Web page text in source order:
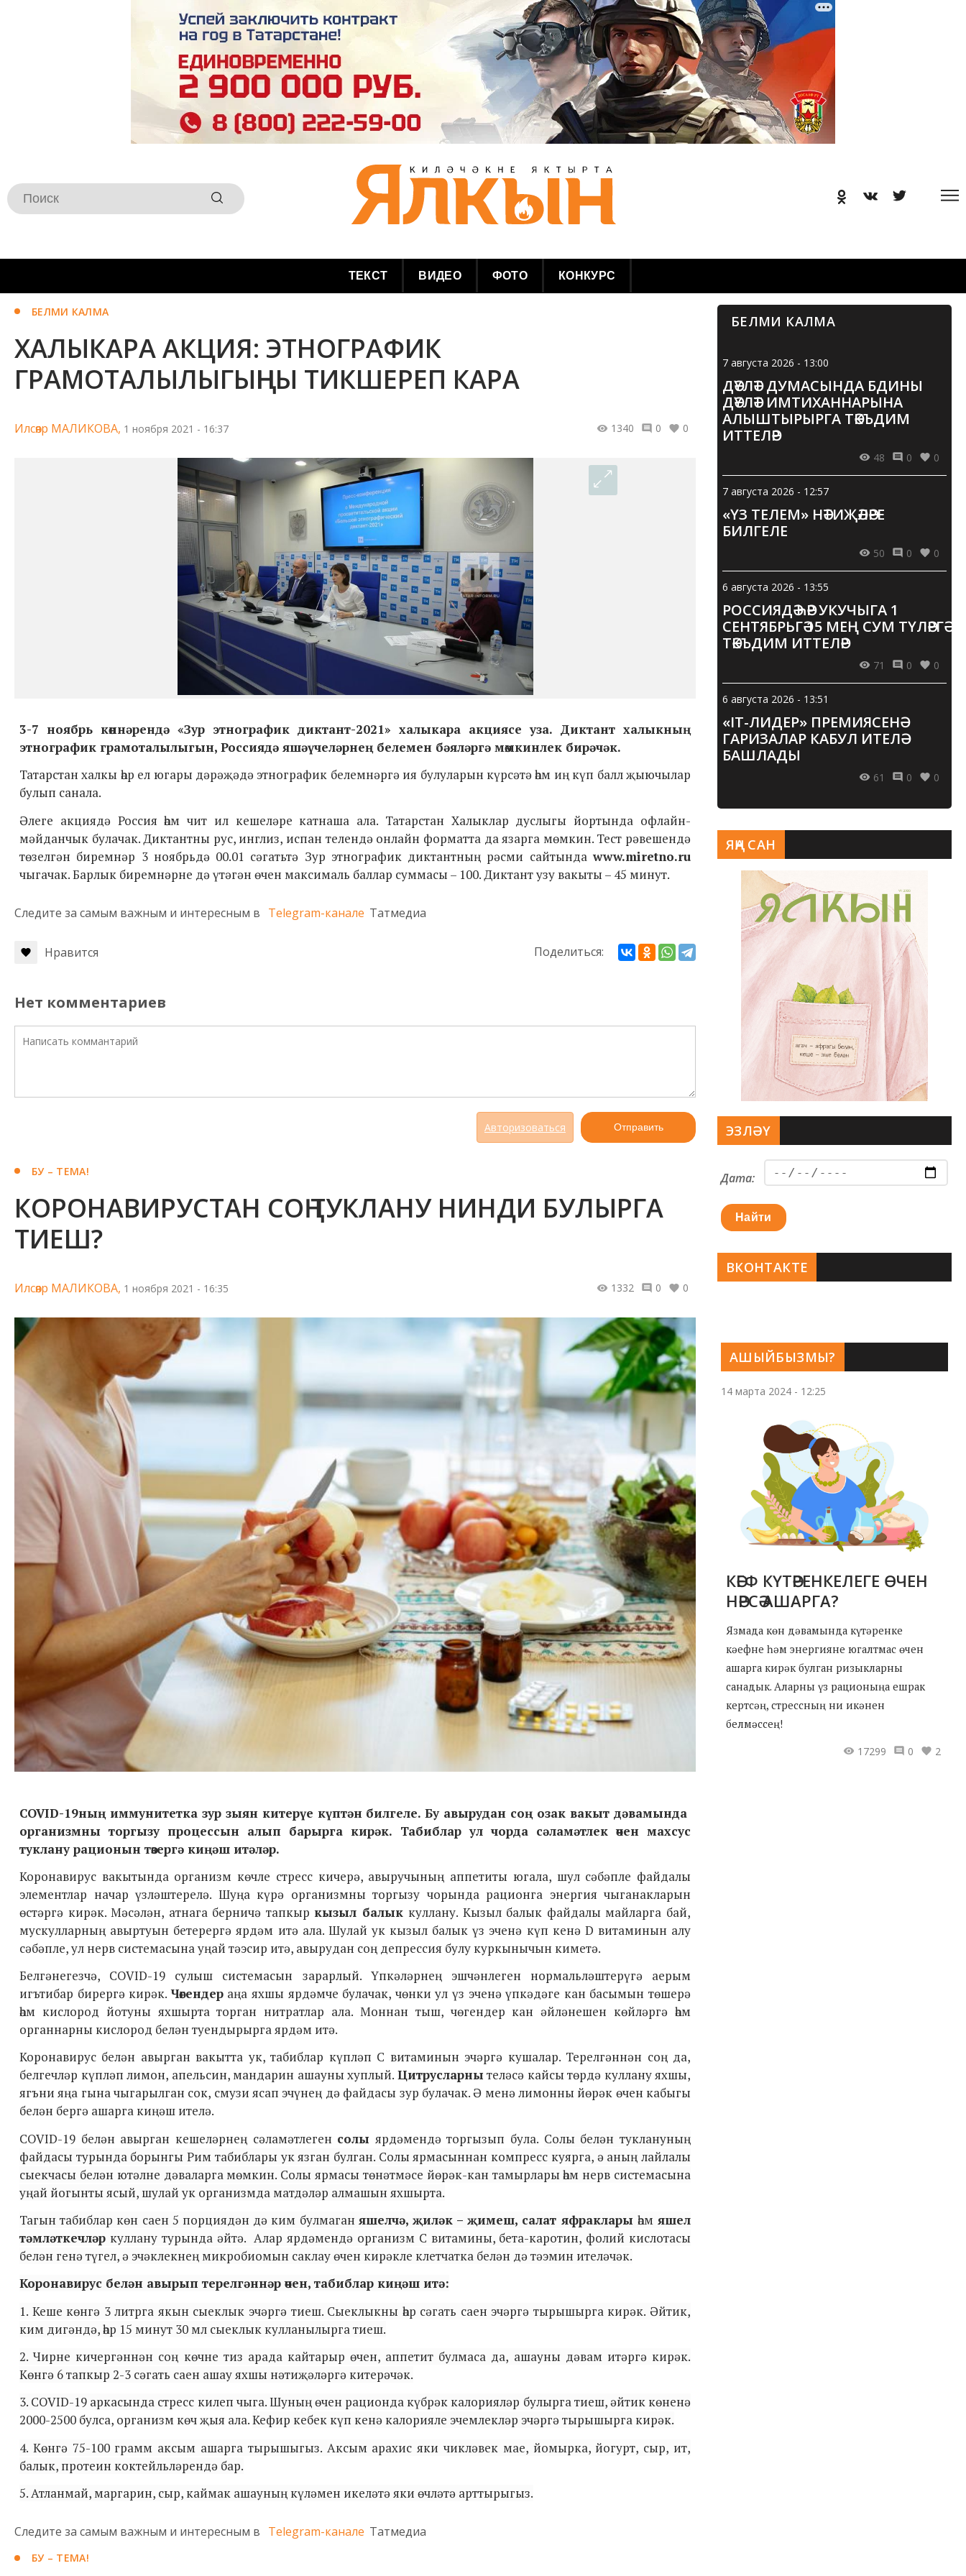
ТЕКСТ ВИДЕО ФОТО КОНКУРС
БЕЛМИ КАЛМА
ХАЛЫКАРА АКЦИЯ: ЭТНОГРАФИК
ГРАМОТАЛЫЛЫГЫҢНЫ ТИКШЕРЕП КАРА
Илсөяр МАЛИКОВА, 1 ноября 2021 - 16:37 1340 0 0
3-7 ноябрь көннәрендә «Зур этнографик диктант-2021» халыкара акциясеуза. Диктант халыкның
этнографик грамоталылыгын, Россиядә яшәүчеләрнең белемен бәяләргә мөмкинлек бирәчәк.
Татарстан халкы һәр ел югары дәрәҗәдә этнографик белемнәргә ия булуларын күрсәтә һәм иң күп балл җыючылар
булып санала.
Әлеге акциядә Россия һәм чит ил кешеләре катнаша ала. Татарстан Халыклар дуслыгы йортында офлайн-
мәйданчык булачак. Диктантны рус, инглиз, испан телендә онлайн форматта да язарга мөмкин. Тест рәвешендә
төзелгән биремнәр 3 ноябрьдә 00.01 сәгатьтә Зур этнографик диктантның рәсми сайтындаwww.miretno.ru
чыгачак. Барлык биремнәрне дә үтәгән өчен максималь баллар суммасы – 100. Диктант узу вакыты – 45 минут.
Следите за самым важным и интересным в Telegram-канале Татмедиа
Нравится Поделиться:
Нет комментариев
Авторизоваться Отправить
БУ – ТЕМА!
КОРОНАВИРУСТАН СОҢ ТУКЛАНУ НИНДИ БУЛЫРГА
ТИЕШ?
Илсөяр МАЛИКОВА, 1 ноября 2021 - 16:35 1332 0 0
COVID-19ның иммунитетка зур зыян китерүе күптән билгеле. Бу авырудан соң озак вакыт дәвамында
организмны торгызу процессын алып барырга кирәк. Табиблар ул чорда сәламәтлек өчен махсус
туклану рационын төзергә киңәш итәләр.
Коронавирус вакытында организм көчле стресс кичерә, авыручының аппетиты югала, шул сәбәпле файдалы
элементлар начар үзләштерелә. Шуңа күрә организмны торгызу чорында рационга энергия чыганакларын
өстәргә кирәк. Мәсәлән, атнага берничә тапкыр кызыл балык куллану. Кызыл балык файдалы майларга бай,
мускулларның авыртуын бетерергә ярдәм итә ала. Шулай ук кызыл балык үз эченә күп кенә D витаминын алу
сәбәпле, ул нерв системасына уңай тәэсир итә, авырудан соң депрессия булу куркынычын киметә.
Белгәнегезчә, COVID-19 сулыш системасын зарарлый. Үпкәләрнең эшчәнлеген нормальләштерүгә аерым
игътибар бирергә кирәк.Чөгендераңа яхшы ярдәмче булачак, чөнки ул үз эченә үпкәдәге кан басымын төшерә
һәм кислород йотуны яхшырта торган нитратлар ала. Моннан тыш, чөгендер кан әйләнешен көйләргә һәм
органнарны кислород белән туендырырга ярдәм итә.
Коронавирус белән авырган вакытта ук, табиблар күпләп С витаминын эчәргә кушалар. Терелгәннән соң да,
белгечләр күпләп лимон, апельсин, мандарин ашауны хуплый. Цитрусларны теләсә кайсы төрдә куллану яхшы,
ягъни яңа гына чыгарылган сок, смузи ясап эчүнең дә файдасы зур булачак. Ә менә лимонны йөрәк өчен кабыгы
белән бергә ашарга киңәш ителә.
COVID-19 белән авырган кешеләрнең сәламәтлеген солы ярдәмендә торгызып була. Солы белән туклануның
файдасы турында борынгы Рим табиблары ук язган булган. Солы ярмасыннан компресс куярга, ә аның лайлалы
сыекчасы белән ютәлне дәваларга мөмкин. Солы ярмасы төнәтмәсе йөрәк-кан тамырлары һәм нерв системасына
уңай йогынты ясый, шулай ук организмда матдәләр алмашын яхшырта.
Тагын табиблар көн саен 5 порциядән дә ким булмаган яшелчә, җиләк – җимеш, салат яфраклары һәмяшел
тәмләткечләр куллану турында әйтә. Алар ярдәмендә организм C витамины, бета-каротин, фолий кислотасы
белән генә түгел, ә эчәклекнең микробиомын саклау өчен кирәкле клетчатка белән дә тәэмин ителәчәк.
Коронавирус белән авырып терелгәннәр өчен, табиблар киңәш итә:
1. Кеше көнгә 3 литрга якын сыеклык эчәргә тиеш. Сыеклыкны һәр сәгать саен эчәргә тырышырга кирәк. Әйтик,
ким дигәндә, һәр 15 минут 30 мл сыеклык кулланылырга тиеш.
2. Чирне кичергәннән соң көчне тиз арада кайтарыр өчен, аппетит булмаса да, ашауны дәвам итәргә кирәк.
Көнгә 6 тапкыр 2-3 сәгать саен ашау яхшы нәтиҗәләргә китерәчәк.
3. COVID-19 аркасында стресс килеп чыга. Шуның өчен рационда күбрәк калорияләр булырга тиеш, әйтик көненә
2000-2500 булса, организм көч җыя ала.Кефир кебек күп кенә калорияле эчемлекләр эчәргә тырышырга кирәк.
4. Көнгә 75-100 грамм аксым ашарга тырышыгыз. Аксым арахис яки чикләвек мае, йомырка, йогурт, сыр, ит,
балык, протеин коктейльләрендә бар.
5. Атланмай, маргарин, сыр, каймак ашауның күләмен икеләтә яки өчләтә арттырыгыз.
Следите за самым важным и интересным в Telegram-канале Татмедиа
БУ – ТЕМА!
БЕЛМИ КАЛМА
7 августа 2026 - 13:00
ДӘҮЛӘТ ДУМАСЫНДА БДИНЫ
ДӘҮЛӘТ ИМТИХАННАРЫНА
АЛЫШТЫРЫРГА ТӘКЪДИМ
ИТТЕЛӘР
48 0 0
7 августа 2026 - 12:57
«ҮЗ ТЕЛЕМ» НӘТИҖӘЛӘРЕ
БИЛГЕЛЕ
50 0 0
6 августа 2026 - 13:55
РОССИЯДӘ ҺӘР УКУЧЫГА 1
СЕНТЯБРЬГӘ 15 МЕҢ СУМ ТҮЛӘРГӘ
ТӘКЪДИМ ИТТЕЛӘР
71 0 0
6 августа 2026 - 13:51
«IT-ЛИДЕР» ПРЕМИЯСЕНӘ
ГАРИЗАЛАР КАБУЛ ИТЕЛӘ
БАШЛАДЫ
61 0 0
АШЫЙБЫЗМЫ?
14 марта 2024 - 12:25
КӘЕФ КҮТӘРЕНКЕЛЕГЕ ӨЧЕН
НӘРСӘ АШАРГА?
Язмада көн дәвамында күтәренке
кәефне һәм энергияне югалтмас өчен
ашарга кирәк булган ризыкларны
санадык. Аларны үз рационыңа ешрак
кертсәң, стрессның ни икәнен
белмәссең!
17299
0 2
ЯҢА САН
ЭЗЛӘҮ
Дата:
Найти
ВКОНТАКТЕ